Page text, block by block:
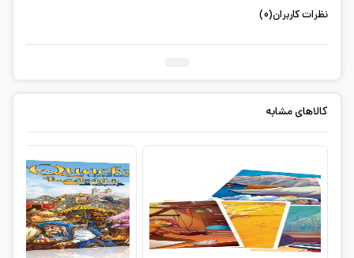
نظرات کاربران(0)
کالاهای مشابه